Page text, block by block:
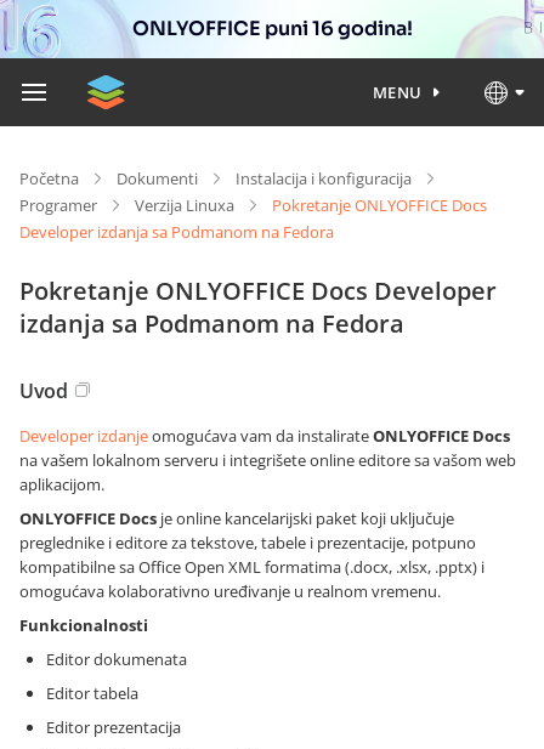
ONLYOFFICE puni 16 godina!
MENU
Početna Dokumenti
Instalacija i konfiguracija
Programer
Verzija Linuxa
Pokretanje ONLYOFFICE Docs
Developer izdanja sa Podmanom na Fedora
Pokretanje ONLYOFFICE Docs Developer
izdanja sa Podmanom na Fedora
Uvod
Developer izdanjeomogućava vam da instalirateONLYOFFICE Docs
na vašem lokalnom serveru i integrišete online editore sa vašom web
aplikacijom.
ONLYOFFICE Docs je online kancelarijski paket koji uključuje
preglednike i editore za tekstove, tabele i prezentacije, potpuno
kompatibilne sa Office Open XML formatima (.docx, .xlsx, .pptx) i
omogućava kolaborativno uređivanje u realnom vremenu.
Funkcionalnosti
Editor dokumenata
Editor tabela
Editor prezentacija